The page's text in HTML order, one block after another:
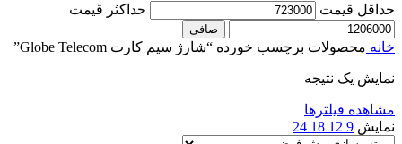
حداقل قیمت حداكثر قيمت
صافی
خانه محصولات برچسب خورده “شارژ سیم کارت Globe Telecom”
نمایش یک نتیجه
مشاهده فیلترها
نمایش 9
12
18
24